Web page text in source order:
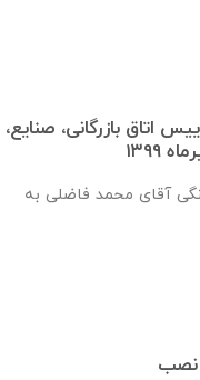
اتاق بازرگانی، صنايع،
نصب